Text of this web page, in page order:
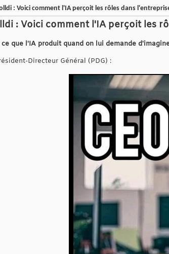
: Voici comment l'IA perçoit les rôles dans
: Voici comment l'IA perçoit les
ce que l'IA produit quand on lui demande
Directeur Général (PDG) :